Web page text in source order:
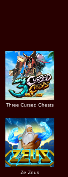
Three Cursed Chests
Ze Zeus